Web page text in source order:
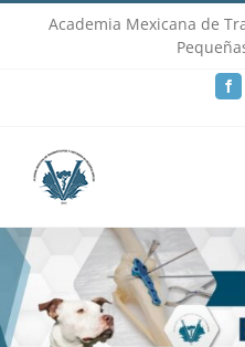
Academia Mexicana de